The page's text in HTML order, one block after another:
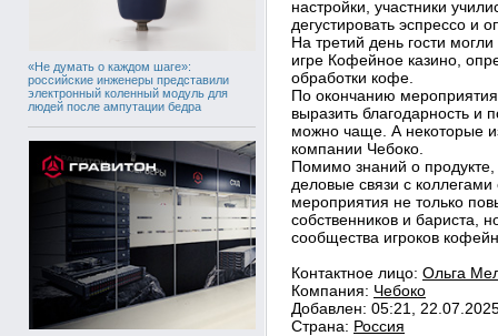
«Не думать о каждом шаге»:
российские инженеры представили
электронный коленный модуль для
людей после ампутации бедра
настройки, участники
дегустировать эспрессо и
На третий день гости
игре Кофейное казино,
обработки кофе.
По окончанию
выразить благодарность и
можно чаще. А некоторые
компании Чебоко.
Помимо знаний о
деловые связи с коллегами
мероприятия не только
собственников и бариста,
сообщества игроков
Контактное лицо: Ольга
Компания: Чебоко
Добавлен: 05:21,
Страна: Россия